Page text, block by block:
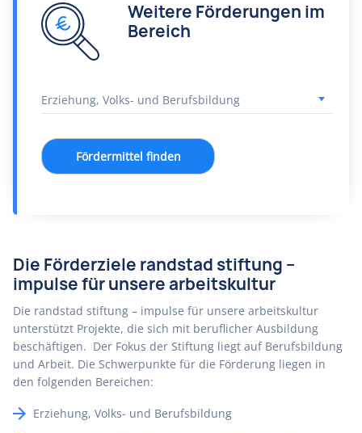
Weitere Förderungen im
Bereich
Fördermittel finden
Die Förderziele randstad stiftung –
impulse für unsere arbeitskultur
Die randstad stiftung – impulse für unsere arbeitskultur
unterstützt Projekte, die sich mit beruflicher Ausbildung
beschäftigen. Der Fokus der Stiftung liegt auf Berufsbildung
und Arbeit. Die Schwerpunkte für die Förderung liegen in
den folgenden Bereichen:
Erziehung, Volks- und Berufsbildung